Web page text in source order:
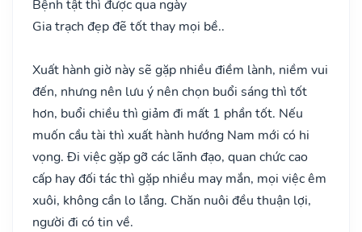
Bệnh tật thì được qua ngày
Gia trạch đẹp đẽ tốt thay mọi bề..
Xuất hành giờ này sẽ gặp nhiều điềm lành, niềm vui
đến, nhưng nên lưu ý nên chọn buổi sáng thì tốt
hơn, buổi chiều thì giảm đi mất 1 phần tốt. Nếu
muốn cầu tài thì xuất hành hướng Nam mới có hi
vọng. Đi việc gặp gỡ các lãnh đạo, quan chức cao
cấp hay đối tác thì gặp nhiều may mắn, mọi việc êm
xuôi, không cần lo lắng. Chăn nuôi đều thuận lợi,
người đi có tin về.